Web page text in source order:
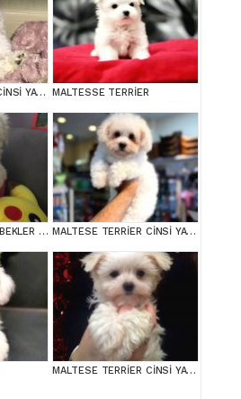
MALTESE TERRİER CİNSİ YAVRULAR MALTESSE TERRİER
KAR BEYAZ EVCİLBEBEKLER EV ÜRETİMİ MALTESSE TERRİER MALTESE TERRİER CİNSİ YAVRULAR
MALTESE TERRİER CİNSİ YAVRULAR